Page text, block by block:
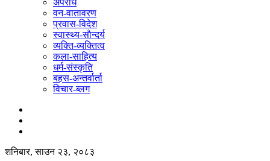
अपराध
वन-वातावरण
प्रवास-विदेश
स्वास्थ्य-साैन्दर्य
व्यक्ति-व्यक्तित्व
कला-साहित्य
धर्म-संस्कृति
बहस-अन्तर्वार्ता
विचार-ब्लग
शनिबार, साउन २३, २०८३